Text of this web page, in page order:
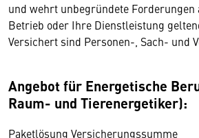
und wehrt unbegründete Forderungen
Betrieb oder Ihre Dienstleistung
Versichert sind Personen-, Sach- und
Angebot für Energetische
Raum- und Tierenergetiker):
Paketlösung Versicherungssumme